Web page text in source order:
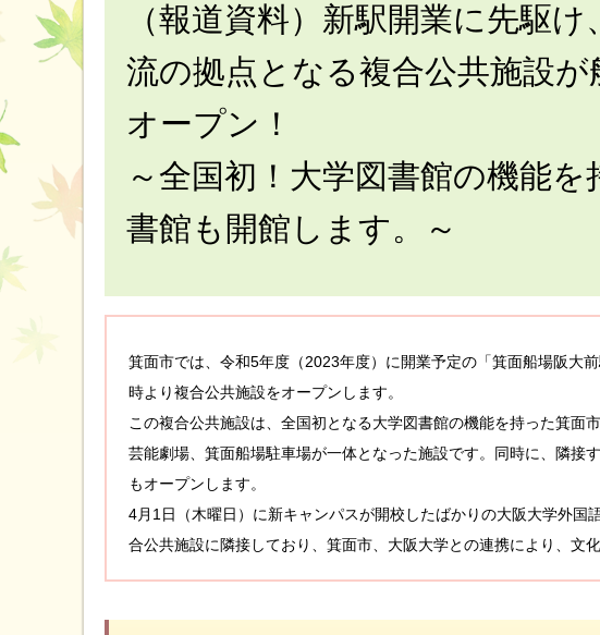
（報道資料）新駅開業に先駆
流の拠点となる複合公共施設が
オープン！
～全国初！大学図書館の機能を
書館も開館します。～
箕面市では、令和5年度（2023年度）に開業予定の「箕面船場阪大
時より複合公共施設をオープンします。
この複合公共施設は、全国初となる大学図書館の機能を持った箕面
芸能劇場、箕面船場駐車場が一体となった施設です。同時に、隣接
もオープンします。
4月1日（木曜日）に新キャンパスが開校したばかりの大阪大学外国
合公共施設に隣接しており、箕面市、大阪大学との連携により、文